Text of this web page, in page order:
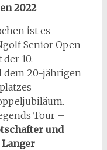
2022
ist es
Senior Open
10.
dem 20-jährigen
Tour –
und
–